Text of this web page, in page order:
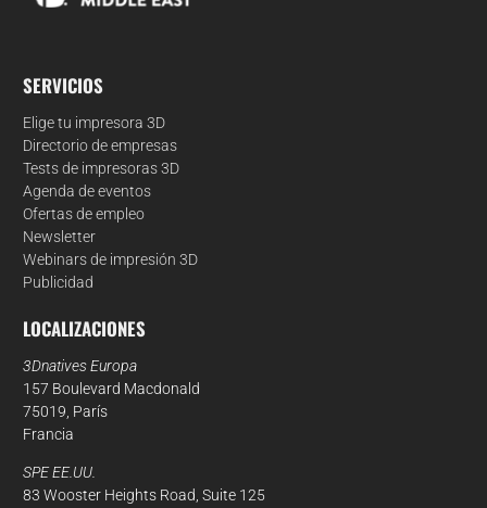
SERVICIOS
Elige tu impresora 3D
Directorio de empresas
Tests de impresoras 3D
Agenda de eventos
Ofertas de empleo
Newsletter
Webinars de impresión 3D
Publicidad
LOCALIZACIONES
3Dnatives Europa
157 Boulevard Macdonald
75019, París
Francia
SPE EE.UU.
83 Wooster Heights Road, Suite 125